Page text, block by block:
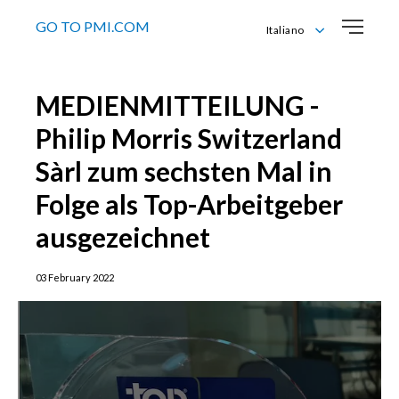
GO TO PMI.COM
Italiano
Français
MEDIENMITTEILUNG -
Philip Morris Switzerland
Sàrl zum sechsten Mal in
Folge als Top-Arbeitgeber
ausgezeichnet
03 February 2022